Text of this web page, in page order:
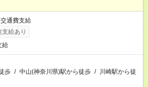
通費支給
給あり
給
歩 / 中山(神奈川県)駅から徒歩 / 川崎駅から徒